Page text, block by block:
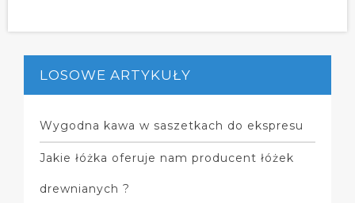
LOSOWE ARTYKUŁY
Wygodna kawa w saszetkach do ekspresu
Jakie łóżka oferuje nam producent łóżek
drewnianych ?